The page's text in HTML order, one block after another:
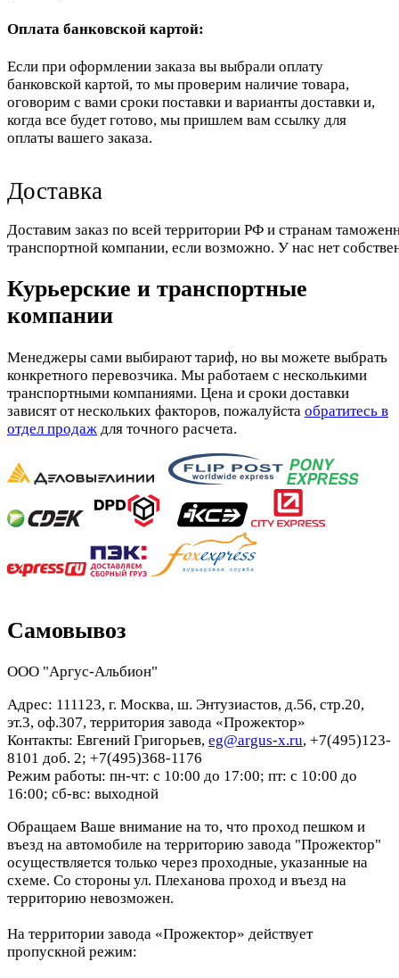
Оплата банковской картой:
Если при оформлении заказа вы выбрали оплату
банковской картой, то мы проверим наличие товара,
оговорим с вами сроки поставки и варианты доставки и,
когда все будет готово, мы пришлем вам ссылку для
оплаты вашего заказа.
Доставка
Доставим заказ по всей территории РФ и странам
транспортной компании, если возможно. У нас нет
Курьерские и транспортные
компании
Менеджеры сами выбирают тариф, но вы можете выбрать
конкретного перевозчика. Мы работаем с несколькими
транспортными компаниями. Цена и сроки доставки
зависят от нескольких факторов, пожалуйста обратитесь в
отдел продаж для точного расчета.
Самовывоз
ООО "Аргус-Альбион"
Адрес: 111123, г. Москва, ш. Энтузиастов, д.56, стр.20,
эт.3, оф.307, территория завода «Прожектор»
Контакты: Евгений Григорьев, eg@argus-x.ru, +7(495)123-
8101 доб. 2; +7(495)368-1176
Режим работы: пн-чт: с 10:00 до 17:00; пт: с 10:00 до
16:00; сб-вс: выходной
Обращаем Ваше внимание на то, что проход пешком и
въезд на автомобиле на территорию завода "Прожектор"
осуществляется только через проходные, указанные на
схеме. Со стороны ул. Плеханова проход и въезд на
территорию невозможен.
На территории завода «Прожектор» действует
пропускной режим: